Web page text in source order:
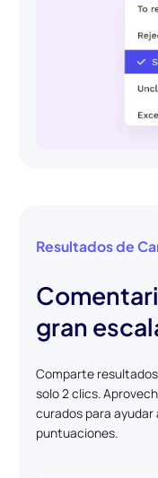
Resultados de
gran
Comparte
solo 2 clics.
curados para
puntuaciones.